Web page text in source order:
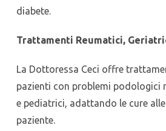
diabete.
Trattamenti Reumatici,
La Dottoressa Ceci offre
pazienti con problemi podologici
e pediatrici, adattando le cure
paziente.